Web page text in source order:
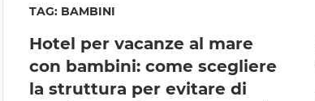
TAG: BAMBINI
Hotel per vacanze al mare
con bambini: come scegliere
la struttura per evitare di